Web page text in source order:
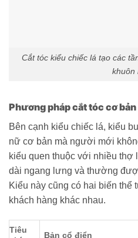
Cắt tóc kiểu chiếc lá tạo các
khuôn
Phương pháp cắt tóc cơ
Bên cạnh kiểu chiếc lá, kiểu
nữ cơ bản mà người mới
kiểu quen thuộc với nhiều thợ
dài ngang lưng và thường
Kiểu này cũng có hai biến
khách hàng khác nhau.
Tiêu
Bản cổ điển